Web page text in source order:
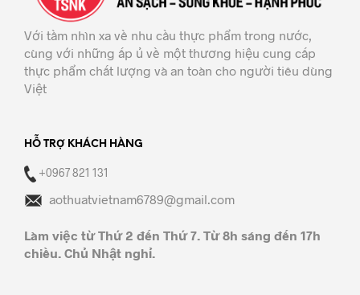
Với tầm nhìn xa về nhu cầu thực phẩm trong nước,
cùng với những ấp ủ về một thương hiệu cung cấp
thực phẩm chất lượng và an toàn cho người tiêu dùng
Việt
HỖ TRỢ KHÁCH HÀNG
+0967 821 131
aothuatvietnam6789@gmail.com
Làm việc từ Thứ 2 đến Thứ 7. Từ 8h sáng đến 17h
chiều. Chủ Nhật nghỉ.